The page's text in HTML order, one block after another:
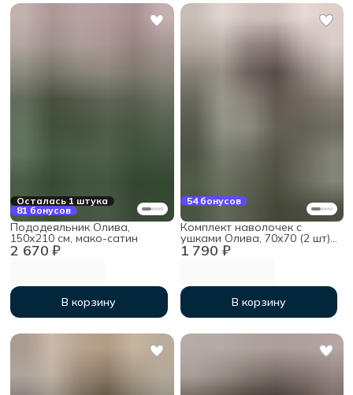
Осталась 1 штука
81 бонусов
2 670 ₽
Пододеяльник Олива,
150х210 см, мако-сатин
В корзину
54 бонусов
1 790 ₽
Комплект наволочек с
ушками Олива, 70х70 (2 шт),
мако-сатин
В корзину